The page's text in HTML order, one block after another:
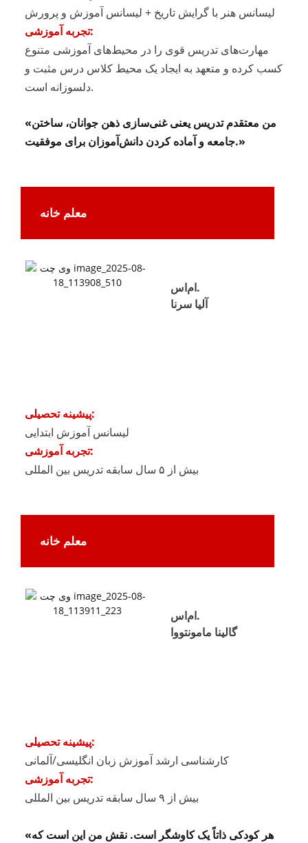
لیسانس هنر با گرایش تاریخ + لیسانس آموزش و پرورش
تجربه آموزشی:
مهارت‌های تدریس قوی را در محیط‌های آموزشی متنوع
کسب کرده و متعهد به ایجاد یک محیط کلاس درس مثبت و
دلسوزانه است.
«من معتقدم تدریس یعنی غنی‌سازی ذهن جوانان، ساختن
جامعه و آماده کردن دانش‌آموزان برای موفقیت.»
معلم خانه
ام‌اس.
آلیا سرنا
پیشینه تحصیلی:
لیسانس آموزش ابتدایی
تجربه آموزشی:
بیش از ۵ سال سابقه تدریس بین المللی
معلم خانه
ام‌اس.
گالینا مامونتووا
پیشینه تحصیلی:
کارشناسی ارشد آموزش زبان انگلیسی/آلمانی
تجربه آموزشی:
بیش از ۹ سال سابقه تدریس بین المللی
«هر کودکی ذاتاً یک کاوشگر است. نقش من این است که